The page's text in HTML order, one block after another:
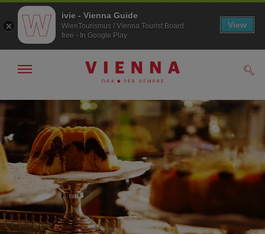
Alla
Al
Mostra/nascondi
ivie - Vienna Guide
WienTourismus / Vienna Tourist Board
free - In Google Play
View